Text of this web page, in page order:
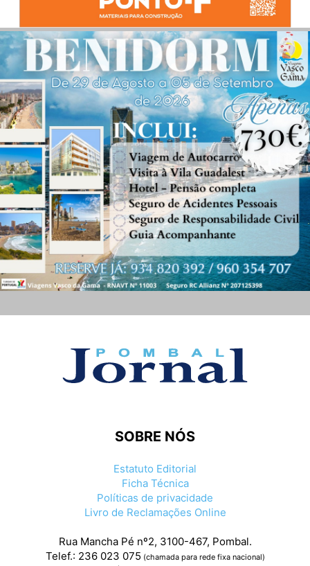
SOBRE NÓS
Estatuto Editorial
Ficha Técnica
Políticas de privacidade
Livro de Reclamações Online
Rua Mancha Pé nº2, 3100-467, Pombal.
Telef.: 236 023 075 (chamada para rede fixa nacional)